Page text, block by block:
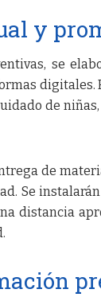
y
se
de
de
Se
distancia